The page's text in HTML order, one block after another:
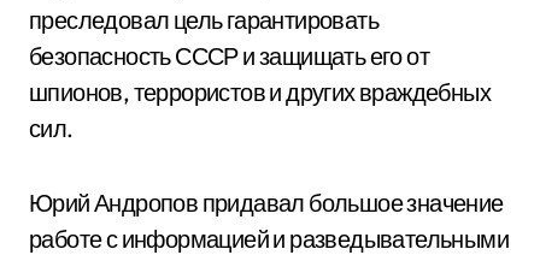
преследовал цель гарантировать
безопасность СССР и защищать его от
шпионов, террористов и других враждебных
сил.
Юрий Андропов придавал большое значение
работе с информацией и разведывательными